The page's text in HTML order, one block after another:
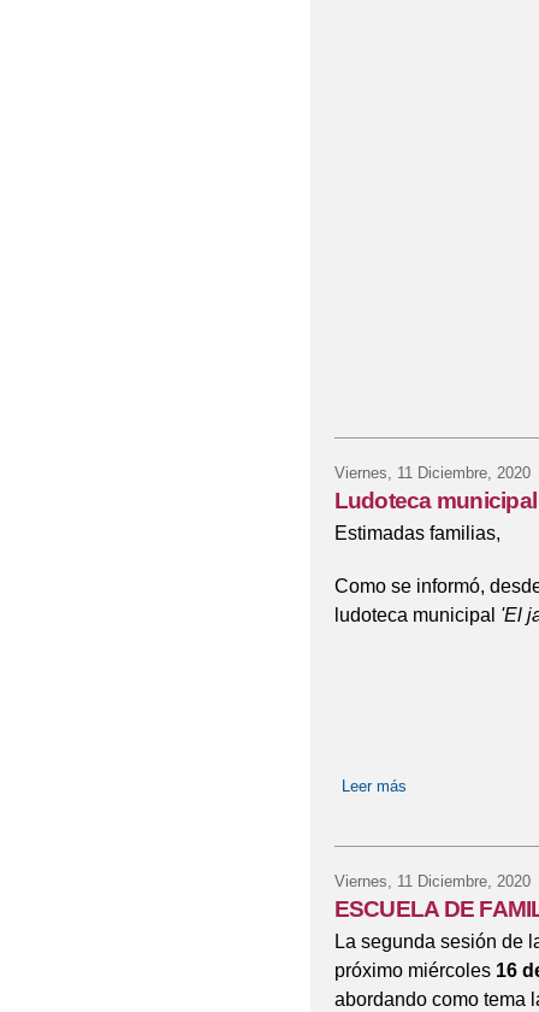
Viernes, 11 Diciembre, 2020
Ludoteca
Estimadas familias,
Como se informó,
ludoteca municipal 'El
Leer más
Viernes, 11 Diciembre, 2020
ESCUELA DE
La segunda sesión de
próximo miércoles 16
abordando como tema